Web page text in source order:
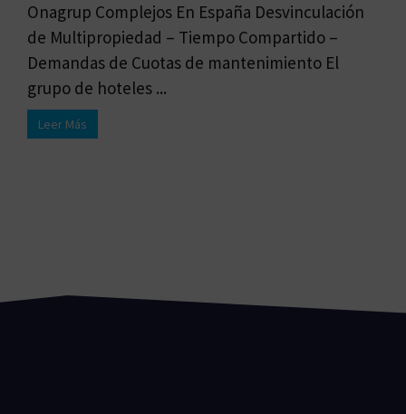
Onagrup Complejos En España Desvinculación
de Multipropiedad – Tiempo Compartido –
Demandas de Cuotas de mantenimiento El
grupo de hoteles ...
Leer Más